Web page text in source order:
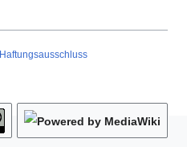
Haftungsausschluss